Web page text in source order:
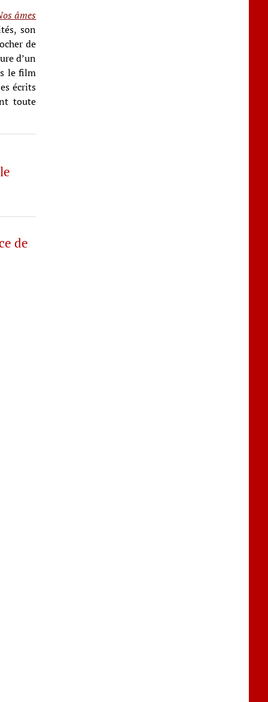
âmes
son
de
d’un
le film
écrits
toute
de